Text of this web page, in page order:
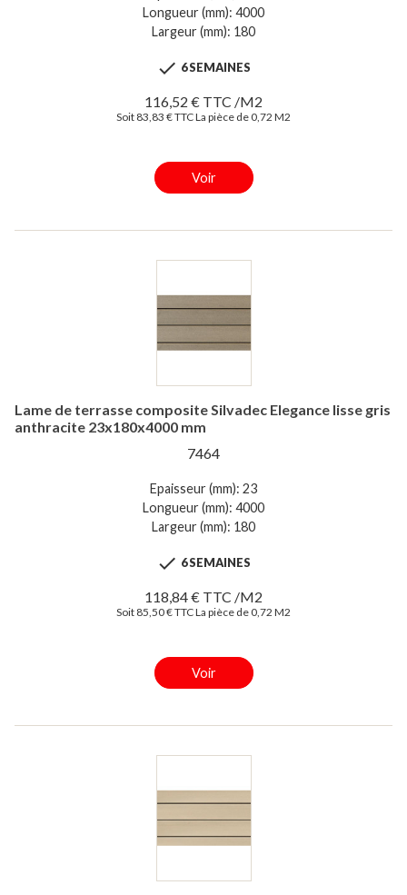
Longueur (mm): 4000
Largeur (mm): 180
 6 SEMAINES
116,52 € TTC /M2
Soit 83,83 € TTC La pièce de 0,72 M2
Voir
Lame de terrasse composite Silvadec Elegance lisse gris
anthracite 23x180x4000 mm
7464
Epaisseur (mm): 23
Longueur (mm): 4000
Largeur (mm): 180
 6 SEMAINES
118,84 € TTC /M2
Soit 85,50 € TTC La pièce de 0,72 M2
Voir